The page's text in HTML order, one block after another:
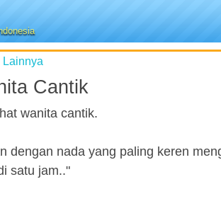
Lainnya
Cantik
wanita cantik.
dengan nada yang paling keren
satu jam.."